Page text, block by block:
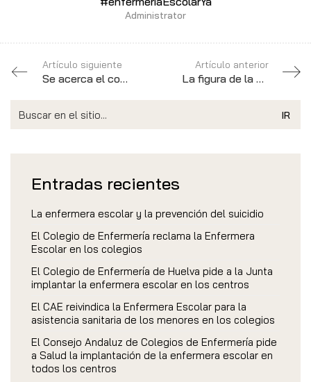
Administrator
Artículo siguiente
Se acerca el comienzo del curso y ni Junta de Andalucía ni Gobierno parecen contar con la Enfermera Escolar
Artículo anterior
La figura de la Enfermera Escolar recibe la indiferencia de la Consejería de Educación y Deporte
for:
Entradas recientes
La enfermera escolar y la prevención del suicidio
El Colegio de Enfermería reclama la Enfermera
Escolar en los colegios
El Colegio de Enfermería de Huelva pide a la Junta
implantar la enfermera escolar en los centros
El CAE reivindica la Enfermera Escolar para la
asistencia sanitaria de los menores en los colegios
El Consejo Andaluz de Colegios de Enfermería pide
a Salud la implantación de la enfermera escolar en
todos los centros